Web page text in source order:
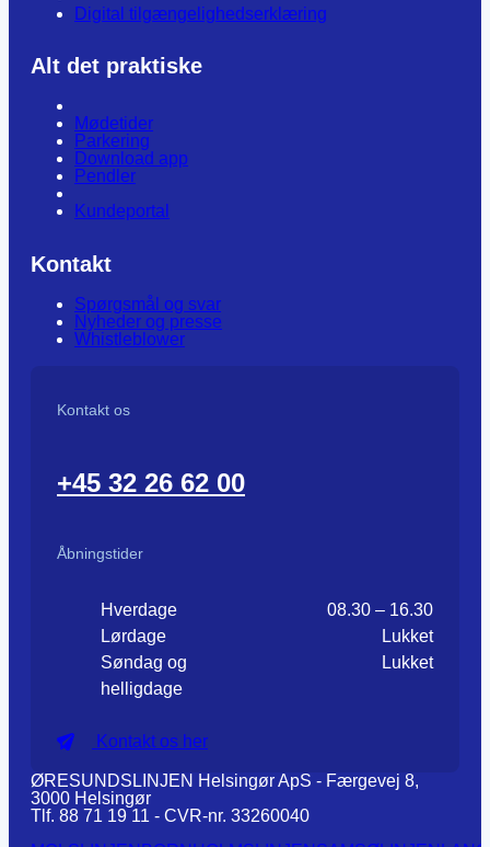
Digital tilgængelighedserklæring
Alt det praktiske
Mødetider
Parkering
Download app
Pendler
Kundeportal
Kontakt
Spørgsmål og svar
Nyheder og presse
Whistleblower
Kontakt os
+45 32 26 62 00
Åbningstider
Hverdage
08.30 – 16.30
Lørdage
Lukket
Søndag og
helligdage
Lukket
Kontakt os her
ØRESUNDSLINJEN Helsingør ApS - Færgevej 8,
3000 Helsingør
Tlf. 88 71 19 11 - CVR-nr. 33260040